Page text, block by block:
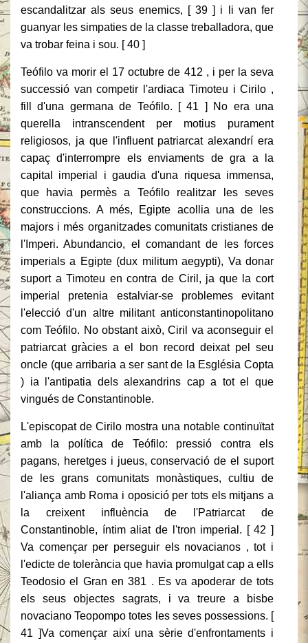
escandalitzar als seus enemics, [ 39 ] i li van fer
guanyar les simpaties de la classe treballadora, que
va trobar feina i sou. [ 40 ]
Teófilo va morir el 17 octubre de 412 , i per la seva
successió van competir l'ardiaca Timoteu i Cirilo ,
fill d'una germana de Teófilo. [ 41 ] No era una
querella intranscendent per motius purament
religiosos, ja que l'influent patriarcat alexandrí era
capaç d'interrompre els enviaments de gra a la
capital imperial i gaudia d'una riquesa immensa,
que havia permès a Teófilo realitzar les seves
construccions. A més, Egipte acollia una de les
majors i més organitzades comunitats cristianes de
l'Imperi. Abundancio, el comandant de les forces
imperials a Egipte (dux militum aegypti), Va donar
suport a Timoteu en contra de Ciril, ja que la cort
imperial pretenia estalviar-se problemes evitant
l'elecció d'un altre militant anticonstantinopolitano
com Teófilo. No obstant això, Ciril va aconseguir el
patriarcat gràcies a el bon record deixat pel seu
oncle (que arribaria a ser sant de la Església Copta
) ia l'antipatia dels alexandrins cap a tot el que
vingués de Constantinoble.
L'episcopat de Cirilo mostra una notable continuïtat
amb la política de Teófilo: pressió contra els
pagans, heretges i jueus, conservació de el suport
de les grans comunitats monàstiques, cultiu de
l'aliança amb Roma i oposició per tots els mitjans a
la creixent influència de l'Patriarcat de
Constantinoble, íntim aliat de l'tron imperial. [ 42 ]
Va començar per perseguir els novacianos , tot i
l'edicte de tolerància que havia promulgat cap a ells
Teodosio el Gran en 381 . Es va apoderar de tots
els seus objectes sagrats, i va treure a bisbe
novaciano Teopompo totes les seves possessions. [
41 ]Va començar així una sèrie d'enfrontaments i